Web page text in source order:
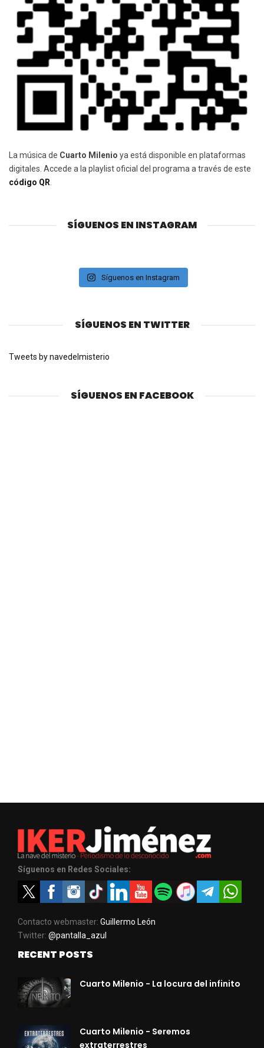
La música de Cuarto Milenio ya está disponible en plataformas
digitales. Accede a la playlist oficial del programa a través de este
código QR
SÍGUENOS EN INSTAGRAM
Síguenos en Instagram
SÍGUENOS EN TWITTER
Tweets by navedelmisterio
SÍGUENOS EN FACEBOOK
Síguenos en Redes Sociales:
Contacto webmaster: Guillermo León
Twitter: @pantalla_azul
RECENT POSTS
Cuarto Milenio - La locura del infinito
Cuarto Milenio - Seremos
extraterrestres